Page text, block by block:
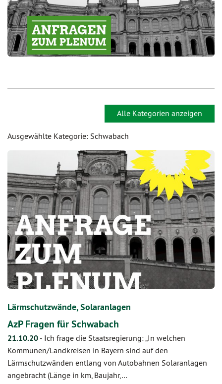
Alle Kategorien anzeigen
Ausgewählte Kategorie: Schwabach
Lärmschutzwände, Solaranlagen
AzP Fragen für Schwabach
21.10.20 - Ich frage die Staatsregierung: „In welchen
Kommunen/Landkreisen in Bayern sind auf den
Lärmschutzwänden entlang von Autobahnen Solaranlagen
angebracht (Länge in km, Baujahr,…